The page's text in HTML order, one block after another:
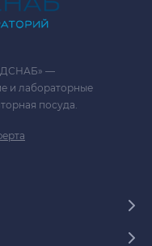
—
и лабораторные
посуда.